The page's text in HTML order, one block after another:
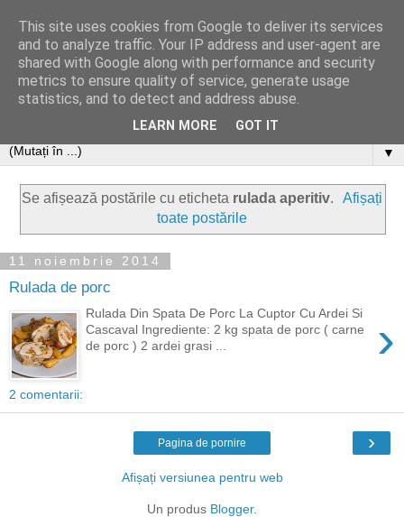
▼
Se afișează postările cu eticheta rulada aperitiv.
Afișați
toate postările
11 noiembrie 2014
Rulada de porc
›
Rulada Din Spata De Porc La Cuptor Cu Ardei Si
Cascaval Ingrediente: 2 kg spata de porc ( carne
de porc ) 2 ardei grasi ...
2 comentarii:
›
Pagina de pornire
Afișați versiunea pentru web
Un produs Blogger.
This site uses cookies from Google to deliver its services
and to analyze traffic. Your IP address and user-agent are
shared with Google along with performance and security
metrics to ensure quality of service, generate usage
statistics, and to detect and address abuse.
LEARN MORE GOT IT